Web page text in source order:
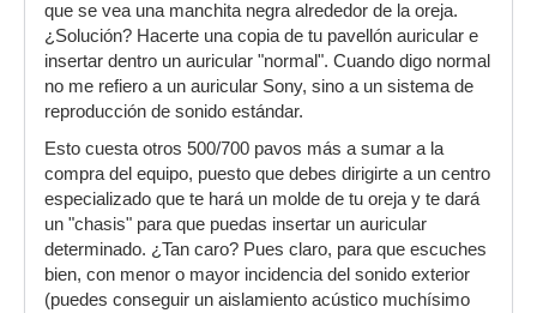
que se vea una manchita negra alrededor de la oreja.
¿Solución? Hacerte una copia de tu pavellón auricular e
insertar dentro un auricular "normal". Cuando digo normal
no me refiero a un auricular Sony, sino a un sistema de
reproducción de sonido estándar.
Esto cuesta otros 500/700 pavos más a sumar a la
compra del equipo, puesto que debes dirigirte a un centro
especializado que te hará un molde de tu oreja y te dará
un "chasis" para que puedas insertar un auricular
determinado. ¿Tan caro? Pues claro, para que escuches
bien, con menor o mayor incidencia del sonido exterior
(puedes conseguir un aislamiento acústico muchísimo